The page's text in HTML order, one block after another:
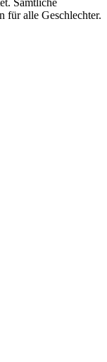
Sämtliche
für alle Geschlechter.